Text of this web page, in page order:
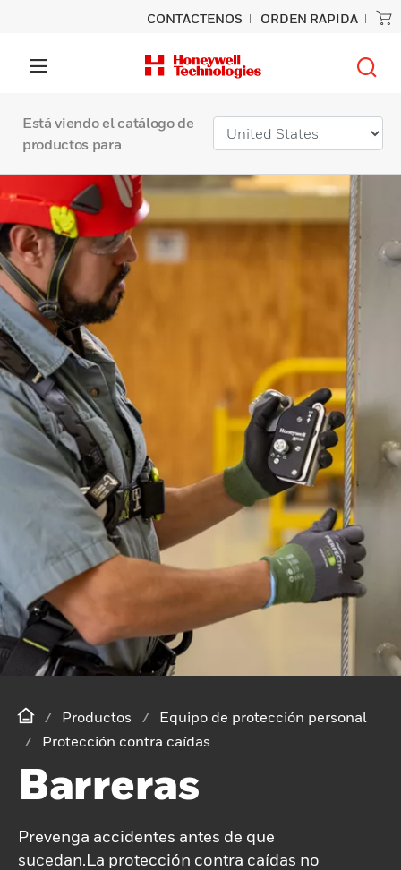
CONTÁCTENOS ORDEN RÁPIDA
Está viendo el catálogo de
productos para
Productos
Equipo de protección personal
Protección contra caídas
Barreras
Prevenga accidentes antes de que
sucedan.La protección contra caídas no